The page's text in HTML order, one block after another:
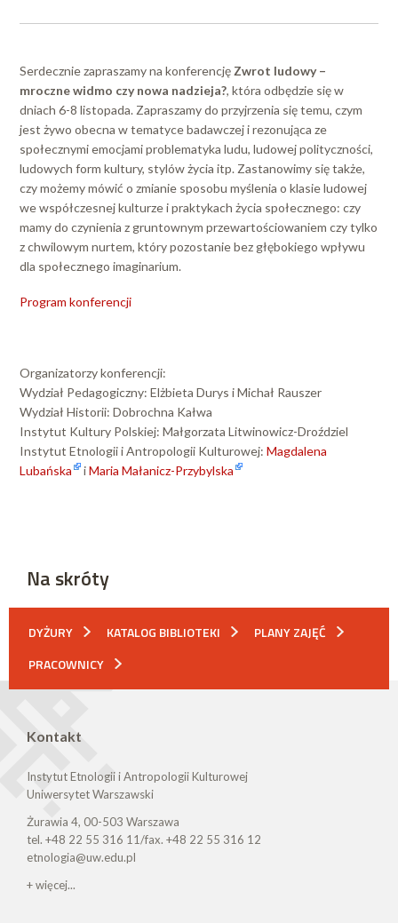
Serdecznie zapraszamy na konferencję Zwrot ludowy –
mroczne widmo czy nowa nadzieja?, która odbędzie się w
dniach 6-8 listopada. Zapraszamy do przyjrzenia się temu, czym
jest żywo obecna w tematyce badawczej i rezonująca ze
społecznymi emocjami problematyka ludu, ludowej polityczności,
ludowych form kultury, stylów życia itp. Zastanowimy się także,
czy możemy mówić o zmianie sposobu myślenia o klasie ludowej
we współczesnej kulturze i praktykach życia społecznego: czy
mamy do czynienia z gruntownym przewartościowaniem czy tylko
z chwilowym nurtem, który pozostanie bez głębokiego wpływu
dla społecznego imaginarium.
Program konferencji
Organizatorzy konferencji:
Wydział Pedagogiczny: Elżbieta Durys i Michał Rauszer
Wydział Historii: Dobrochna Kałwa
Instytut Kultury Polskiej: Małgorzata Litwinowicz-Droździel
Instytut Etnologii i Antropologii Kulturowej: Magdalena
Lubańska
iMaria Małanicz-Przybylska
Na skróty
DYŻURY KATALOG BIBLIOTEKI
PLANY ZAJĘĆ
PRACOWNICY
Kontakt
Instytut Etnologii i Antropologii Kulturowej
Uniwersytet Warszawski
Żurawia 4, 00-503 Warszawa
tel. +48 22 55 316 11/fax. +48 22 55 316 12
etnologia@uw.edu.pl
+ więcej...